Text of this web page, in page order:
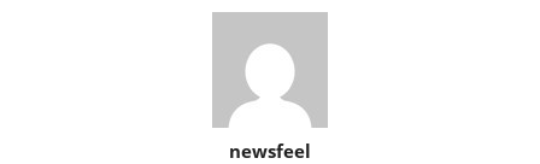
newsfeel